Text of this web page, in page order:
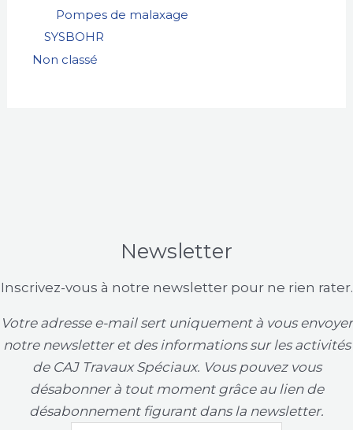
Pompes de malaxage
SYSBOHR
Non classé
Newsletter
Inscrivez-vous à notre newsletter pour ne rien rater.
Votre adresse e-mail sert uniquement à vous envoyer
notre newsletter et des informations sur les activités
de CAJ Travaux Spéciaux. Vous pouvez vous
désabonner à tout moment grâce au lien de
désabonnement figurant dans la newsletter.